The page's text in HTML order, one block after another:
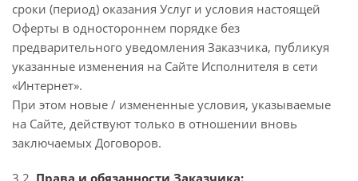
сроки (период) оказания Услуг и условия настоящей
Оферты в одностороннем порядке без
предварительного уведомления Заказчика, публикуя
указанные изменения на Сайте Исполнителя в сети
«Интернет».
При этом новые / измененные условия, указываемые
на Сайте, действуют только в отношении вновь
заключаемых Договоров.
3.2. Права и обязанности Заказчика: